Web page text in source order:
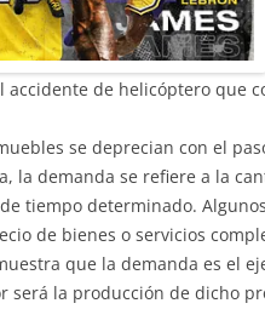
accidente de helicóptero que
se deprecian con el
la demanda se refiere a la
tiempo determinado.
de bienes o servicios
que la demanda es el
será la producción de dicho